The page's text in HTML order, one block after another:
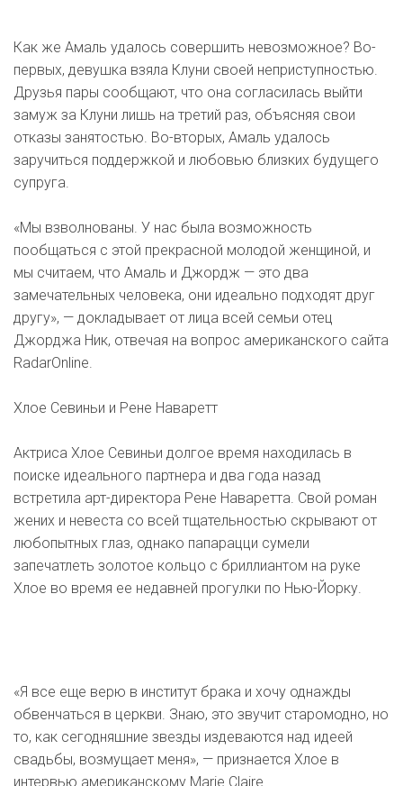
Как же Амаль удалось совершить невозможное? Во-
первых, девушка взяла Клуни своей неприступностью.
Друзья пары сообщают, что она согласилась выйти
замуж за Клуни лишь на третий раз, объясняя свои
отказы занятостью. Во-вторых, Амаль удалось
заручиться поддержкой и любовью близких будущего
супруга.
«Мы взволнованы. У нас была возможность
пообщаться с этой прекрасной молодой женщиной, и
мы считаем, что Амаль и Джордж — это два
замечательных человека, они идеально подходят друг
другу», — докладывает от лица всей семьи отец
Джорджа Ник, отвечая на вопрос американского сайта
RadarOnline.
Хлое Севиньи и Рене Наваретт
Актриса Хлое Севиньи долгое время находилась в
поиске идеального партнера и два года назад
встретила арт-директора Рене Наваретта. Свой роман
жених и невеста со всей тщательностью скрывают от
любопытных глаз, однако папарацци сумели
запечатлеть золотое кольцо с бриллиантом на руке
Хлое во время ее недавней прогулки по Нью-Йорку.
«Я все еще верю в институт брака и хочу однажды
обвенчаться в церкви. Знаю, это звучит старомодно, но
то, как сегодняшние звезды издеваются над идеей
свадьбы, возмущает меня», — признается Хлое в
интервью американскому Marie Claire.